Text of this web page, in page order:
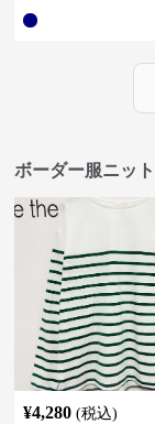
ボーダー服ニッ
¥4,280 (税込)